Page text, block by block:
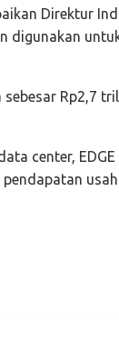
Direktur
digunakan
Rp2,7
center,